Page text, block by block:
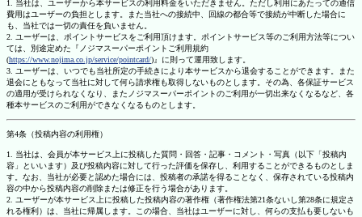
1. 当社は、ユーザーから本サービスの利用料金をいただきません。ただし利用にあたっての通信
費用はユーザーの負担とします。また当社への接続中、回線の都合等で接続が中断した場合に
も、当社では一切の責任を負いません。
2. ユーザーは、ポイントサービスをご利用頂けます。ポイントサービス等のご利用方法等につい
ては、別途定めた『ノジマスーパーポイントご利用規約
(https://www.nojima.co.jp/service/pointcard/)』に則って運用致します。
3. ユーザーは、いつでも当社所定の手続きにより本サービスから退会することができます。また
退会にともなって当社に対して何ら請求権も取得しないものとします。その為、各保証サービス
の適用が受けられなくなり、またノジマスーパーポイントのご利用が一切出来なくなるなど、各
種本サービスのご利用ができなくなるものとします。
第4条（投稿内容の利用権）
1. 当社は、会員が本サービス上に投稿した質問・回答・記事・コメント・写真（以下「投稿内
容」といいます）及び投稿内容に対して行った評価を保存し、利用することができるものとしま
す。なお、当社が必要と認めた場合には、投稿者の承諾を得ることなく、保存されている投稿内
容の中から投稿内容の削除または修正を行う場合があります。
2. ユーザーが本サービス上に投稿した投稿内容の著作権（著作権法第21条ないし第28条に規定さ
れる権利）は、当社に帰属します。この場合、当社はユーザーに対し、何らの支払も要しないも